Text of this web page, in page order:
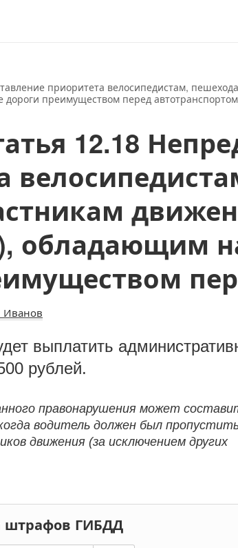
приоритета велосипедистам,
преимуществом перед автотранспортом
12.18
обладающим
Иванов
выплатить
рублей.
правонарушения может
водитель должен был
движения (за исключением других
штрафов ГИБДД